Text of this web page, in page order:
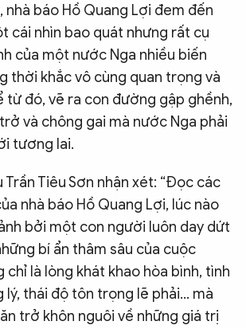
nhà báo Hồ Quang Lợi đem đến
cái nhìn bao quát nhưng rất cụ
của một nước Nga nhiều biến
thời khắc vô cùng quan trọng và
từ đó, vẽ ra con đường gập ghềnh,
và chông gai mà nước Nga phải
tương lai.
Trần Tiêu Sơn nhận xét: “Đọc các
nhà báo Hồ Quang Lợi, lúc nào
bởi một con người luôn day dứt
bí ẩn thâm sâu của cuộc
chỉ là lòng khát khao hòa bình, tình
lý, thái độ tôn trọng lẽ phải… mà
trở khôn nguôi về những giá trị